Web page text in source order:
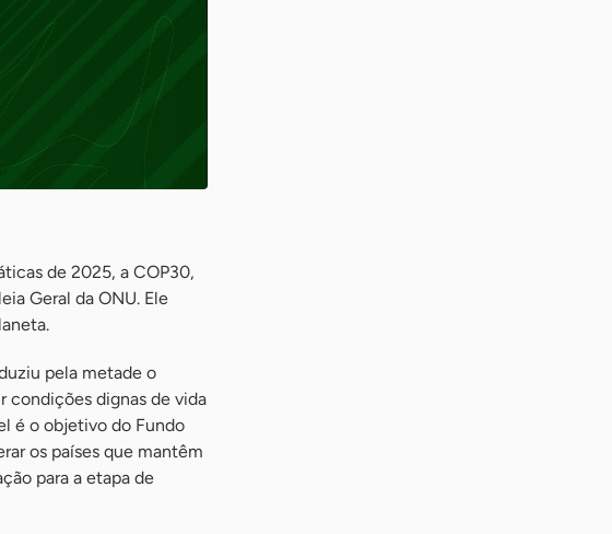
de 2025, a COP30,
Geral da ONU. Ele
pela metade o
condições dignas de vida
é o objetivo do Fundo
os países que mantêm
para a etapa de